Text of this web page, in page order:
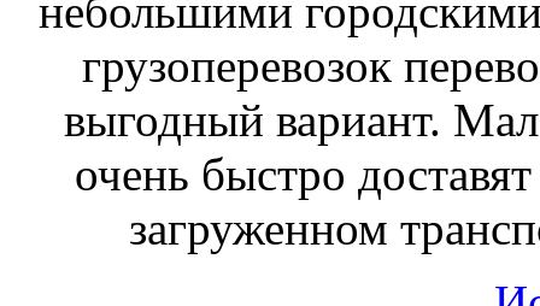
небольшими
грузоперевозок
выгодный вариант.
очень быстро
загруженном